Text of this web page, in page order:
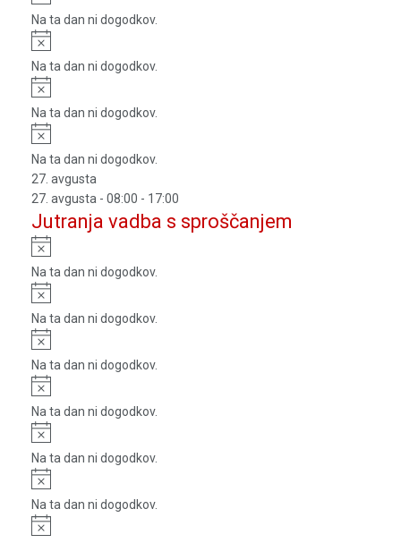
Na ta dan ni dogodkov.
Notice
Na ta dan ni dogodkov.
Notice
Na ta dan ni dogodkov.
Notice
Na ta dan ni dogodkov.
27. avgusta
27. avgusta - 08:00 - 17:00
Jutranja vadba s sproščanjem
Notice
Na ta dan ni dogodkov.
Notice
Na ta dan ni dogodkov.
Notice
Na ta dan ni dogodkov.
Notice
Na ta dan ni dogodkov.
Notice
Na ta dan ni dogodkov.
Notice
Na ta dan ni dogodkov.
Notice